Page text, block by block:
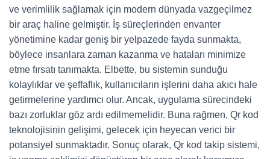
ve verimlilik sağlamak için modern dünyada vazgeçilmez
bir araç haline gelmiştir. İş süreçlerinden envanter
yönetimine kadar geniş bir yelpazede fayda sunmakta,
böylece insanlara zaman kazanma ve hataları minimize
etme fırsatı tanımakta. Elbette, bu sistemin sunduğu
kolaylıklar ve şeffaflık, kullanıcıların işlerini daha akıcı hale
getirmelerine yardımcı olur. Ancak, uygulama sürecindeki
bazı zorluklar göz ardı edilmemelidir. Buna rağmen, Qr kod
teknolojisinin gelişimi, gelecek için heyecan verici bir
potansiyel sunmaktadır. Sonuç olarak, Qr kod takip sistemi,